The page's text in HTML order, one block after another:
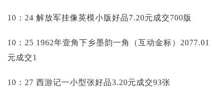
10：24 解放军挂像英模小版好品7.20元成交700版
10：25 1962年壹角下乡墨韵一角（互动金标）2077.01
元成交1
10：27 西游记一小型张好品3.20元成交93张